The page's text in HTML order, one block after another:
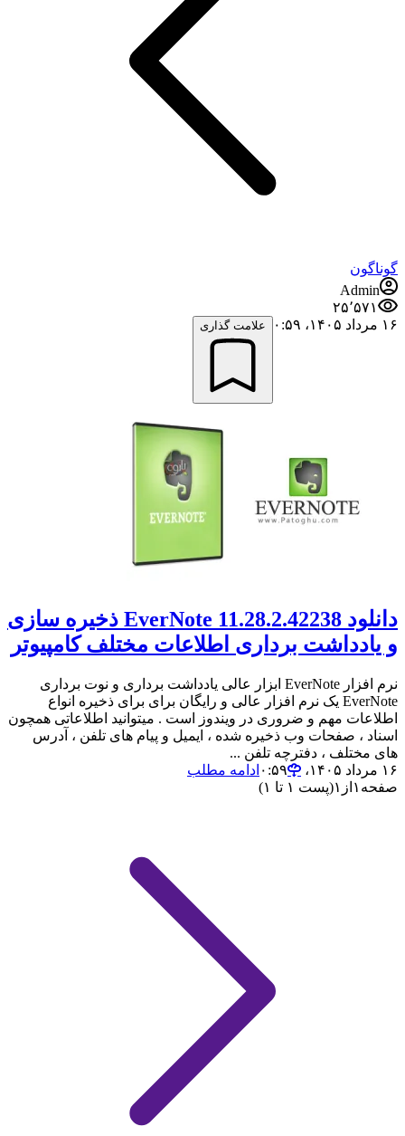
گوناگون
Admin
۲۵٬۵۷۱
۱۶ مرداد ۱۴۰۵،‏ ۰:۵۹
علامت گذاری
دانلود EverNote 11.28.2.42238 ذخیره سازی
و یادداشت برداری اطلاعات مختلف کامپیوتر
نرم افزار EverNote ابزار عالی یادداشت برداری و نوت برداری
EverNote یک نرم افزار عالی و رایگان برای برای ذخیره انواع
اطلاعات مهم و ضروری در ویندوز است . میتوانید اطلاعاتی همچون
اسناد ، صفحات وب ذخیره شده ، ایمیل و پیام های تلفن ، آدرس
های مختلف ، دفترچه تلفن ...
۱۶ مرداد ۱۴۰۵،‏ ۰:۵۹
ادامه مطلب
صفحه ۱ از ۱(پست ۱ تا ۱)